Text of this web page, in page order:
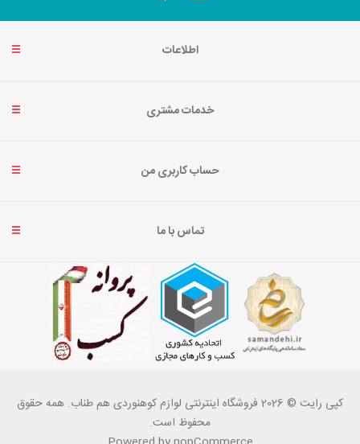
اطلاعات
خدمات مشتری
حساب کاربری من
تماس با ما
کپی رایت © 2026 فروشگاه اینترنتی لوازم کوهنوردی هم طناب. همه حقوق
محفوظ است.